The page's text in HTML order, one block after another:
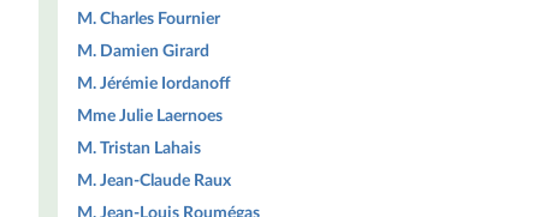
M. Charles Fournier
M. Damien Girard
M. Jérémie Iordanoff
Mme Julie Laernoes
M. Tristan Lahais
M. Jean-Claude Raux
M. Jean-Louis Roumégas